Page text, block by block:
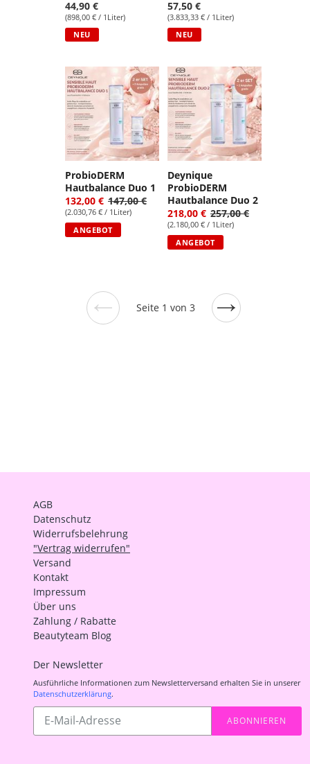
44,90 €
(898,00 € / 1Liter)
NEU
57,50 €
(3.833,33 € / 1Liter)
NEU
ProbioDERM
Hautbalance Duo 1
132,00 € 147,00 €
(2.030,76 € / 1Liter)
ANGEBOT
Deynique
ProbioDERM
Hautbalance Duo 2
218,00 € 257,00 €
(2.180,00 € / 1Liter)
ANGEBOT
VorherigeSeite 1 von 3
Nächste
AGB
Datenschutz
Widerrufsbelehrung
"Vertrag widerrufen"
Versand
Kontakt
Impressum
Über uns
Zahlung / Rabatte
Beautyteam Blog
Der Newsletter
Ausführliche Informationen zum Newsletterversand erhalten Sie in unserer
Datenschutzerklärung.
Abonnieren
unsere
ABONNIEREN